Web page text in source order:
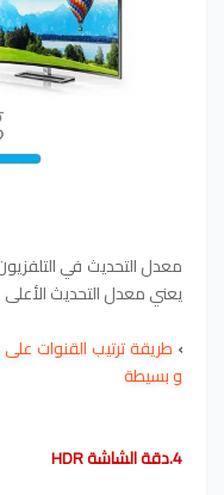
معدل التحديث في
يعني معدل التحديث
›
و بسيطة
4.دقة الشاشة
HDR